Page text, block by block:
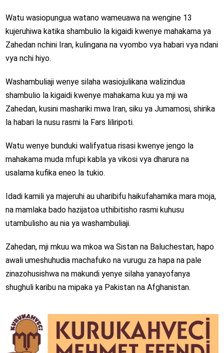
Watu wasiopungua watano wameuawa na wengine 13
kujeruhiwa katika shambulio la kigaidi kwenye mahakama ya
Zahedan nchini Iran, kulingana na vyombo vya habari vya ndani
vya nchi hiyo.
Washambuliaji wenye silaha wasiojulikana walizindua
shambulio la kigaidi kwenye mahakama kuu ya mji wa
Zahedan, kusini mashariki mwa Iran, siku ya Jumamosi, shirika
la habari la nusu rasmi la Fars liliripoti.
Watu wenye bunduki walifyatua risasi kwenye jengo la
mahakama muda mfupi kabla ya vikosi vya dharura na
usalama kufika eneo la tukio.
Idadi kamili ya majeruhi au uharibifu haikufahamika mara moja,
na mamlaka bado hazijatoa uthibitisho rasmi kuhusu
utambulisho au nia ya washambuliaji.
Zahedan, mji mkuu wa mkoa wa Sistan na Baluchestan, hapo
awali umeshuhudia machafuko na vurugu za hapa na pale
zinazohusishwa na makundi yenye silaha yanayofanya
shughuli karibu na mipaka ya Pakistan na Afghanistan.